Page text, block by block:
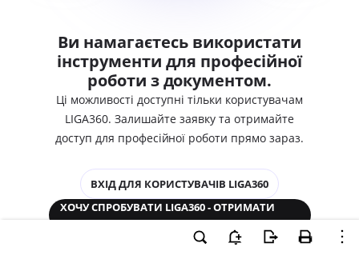
Ви намагаєтесь використати
інструменти для професійної
роботи з документом.
Ці можливості доступні тільки користувачам
LIGA360. Залишайте заявку та отримайте
доступ для професійної роботи прямо зараз.
ВХІД ДЛЯ КОРИСТУВАЧІВ LIGA360
ХОЧУ СПРОБУВАТИ LIGA360 - ОТРИМАТИ
ДОСТУП